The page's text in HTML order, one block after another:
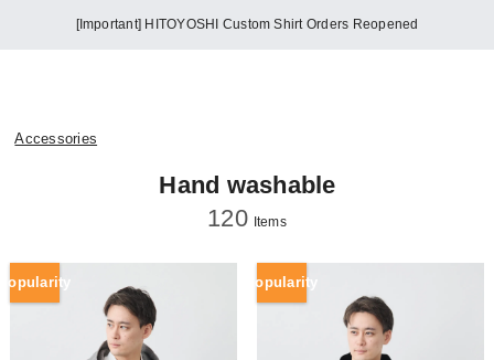
[Important] HITOYOSHI Custom Shirt Orders Reopened
Accessories
Hand washable
120 Items
Popularity